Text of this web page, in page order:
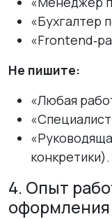
«Бухгалтер
Не пишите:
«Любая
конкретики).
4. Опыт
оформления